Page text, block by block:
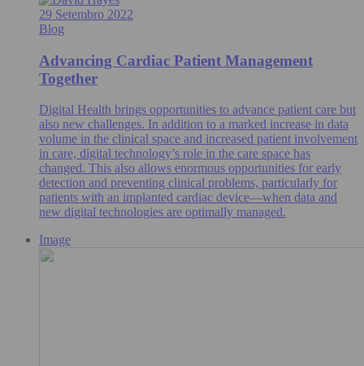
29 Setembro 2022
Blog
Advancing Cardiac Patient Management
Together
Digital Health brings opportunities to advance patient care but
also new challenges. In addition to a marked increase in data
volume in the clinical space and increased patient involvement
in care, digital technology’s role in the care space has
changed. This also allows enormous opportunities for early
detection and preventing clinical problems, particularly for
patients with an implanted cardiac device—when data and
new digital technologies are optimally managed.
Image